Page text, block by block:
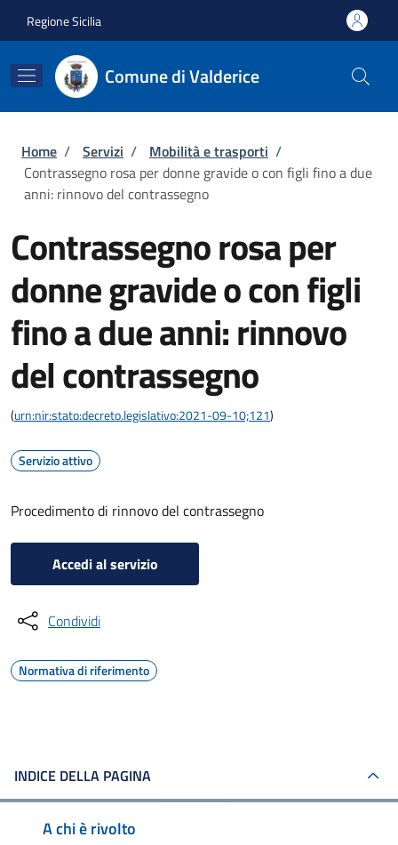
Regione Sicilia
Comune di Valderice
Briciole di pane
Home / Servizi / Mobilità e trasporti /
Contrassegno rosa per donne gravide o con figli fino a due
anni: rinnovo del contrassegno
Contrassegno rosa per
donne gravide o con figli
fino a due anni: rinnovo
del contrassegno
(urn:nir:stato:decreto.legislativo:2021-09-10;121)
Servizio attivo
Procedimento di rinnovo del contrassegno
Accedi al servizio
Condividi
Normativa di riferimento
INDICE DELLA PAGINA
A chi è rivolto